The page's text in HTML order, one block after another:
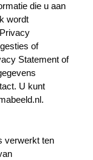
die u aan
wordt
of
Statement of
U kunt
verwerkt ten